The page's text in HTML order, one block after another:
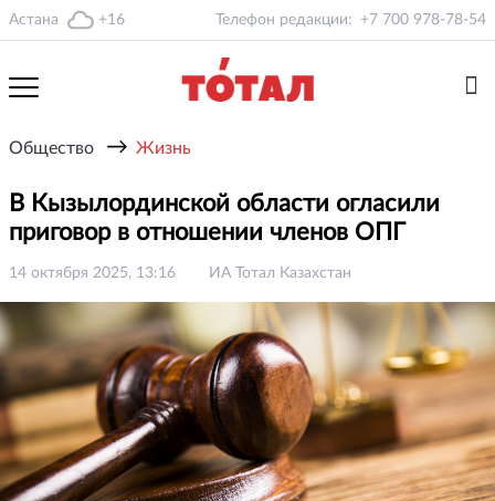
Астана +16 Телефон редакции: +7 700 978-78-54
Общество → Жизнь
В Кызылординской области огласили
приговор в отношении членов ОПГ
14 октября 2025, 13:16 ИА Тотал Казахстан